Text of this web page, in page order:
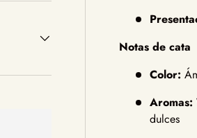
Notas de cata
Color:
Aromas:
dulces